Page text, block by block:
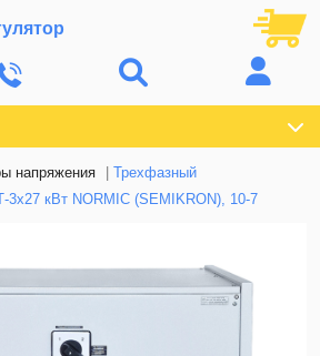
напряжения
Трехфазный
3х27 кВт NORMIC (SEMIKRON), 10-7